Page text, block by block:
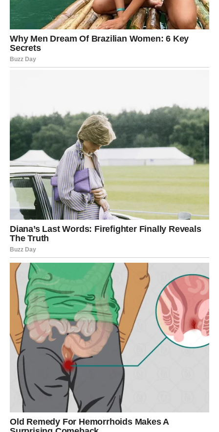
I iskreno, zaslužujete ga. Međutim, ne smijete dozvoliti da
vaša vrijednost zavisi od tuđeg mišljenja.
Šta se zaista dešava?
Najvažnije priznanje je ono koje
dajete sebi
Pred vama su pozitivni dani.
DJEVICA
Previše analizirate situaciju koja se ne može riješiti
razmišljanjem.
Neke stvari se mogu razumjeti tek kada ih doživite.
Šta se zaista dešava?
Vrijeme je da napravite korak, čak i ako nemate sve
odgovore.